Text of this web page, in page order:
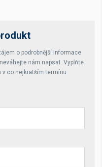
o podrobnější informace
nám napsat. Vyplňte
v co nejkratším termínu